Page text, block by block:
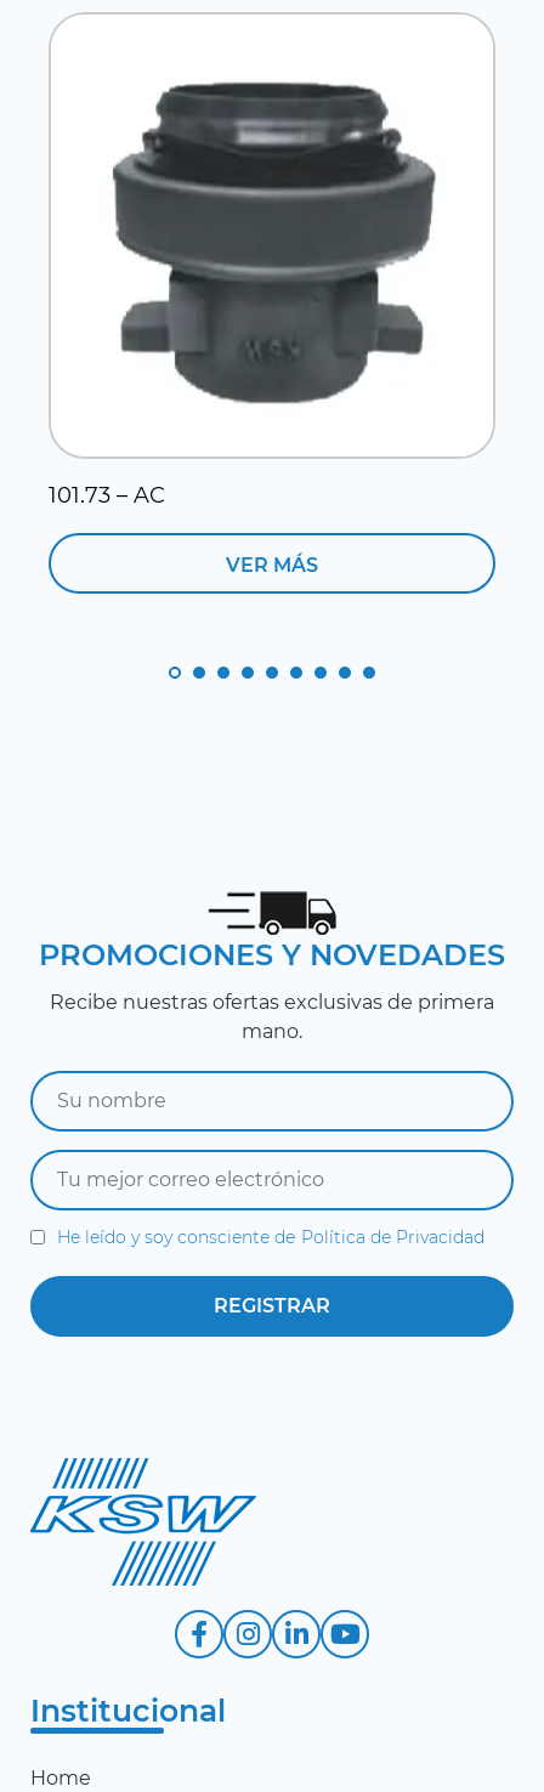
101.73 – AC
VER MÁS
PROMOCIONES Y NOVEDADES
Recibe nuestras ofertas exclusivas de primera
mano.
He leído y soy consciente de Política de Privacidad
Institucional
Home